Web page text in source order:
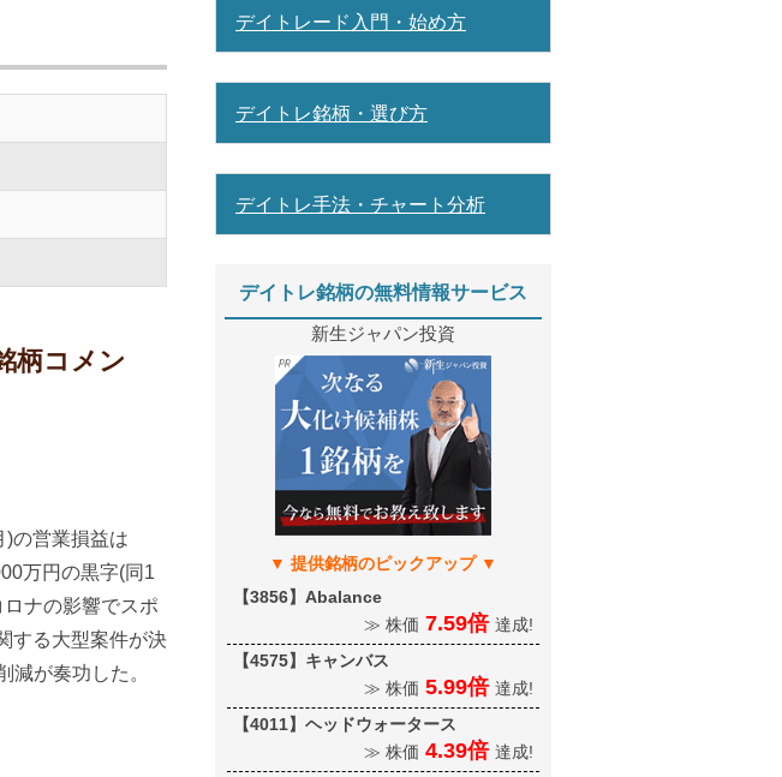
柄コメン
)の営業損益は
万円の黒字(同1
ナの影響でスポ
する大型案件が決
が奏功した。
デイトレード入門・始め方
デイトレ銘柄・選び方
デイトレ手法・チャート分析
デイトレ銘柄の無料情報サービス
新生ジャパン投資
【3856】Abalance
≫ 株価 7.59倍 達成!
【4575】キャンバス
≫ 株価 5.99倍 達成!
【4011】ヘッドウォータース
≫ 株価 4.39倍 達成!